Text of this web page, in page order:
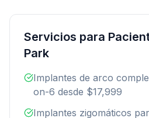
Servicios para
Park
Implantes de arco
on-6 desde $17,999
Implantes zigomáticos